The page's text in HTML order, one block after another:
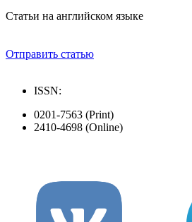
Статьи на английском языке
Отправить статью
ISSN:
0201-7563 (Print)
2410-4698 (Online)